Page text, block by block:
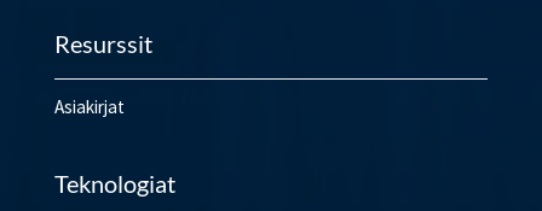
Resurssit
Asiakirjat
Teknologiat